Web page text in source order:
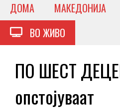
ДОМА МАКЕДОНИЈА
ВО ЖИВО
ПО ШЕСТ
опстојуваат